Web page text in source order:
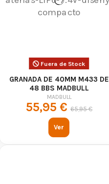
Fuera de Stock
GRANADA DE 40MM M433 DE
48 BBS MADBULL
MADBULL
55,95 € 65,95 €
Ver